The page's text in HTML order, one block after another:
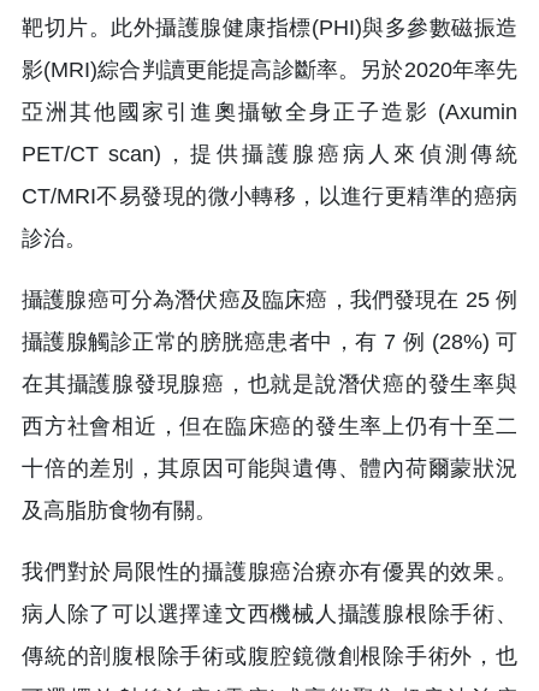
靶切片。此外攝護腺健康指標(PHI)與多參數磁振造
影(MRI)綜合判讀更能提高診斷率。另於2020年率先
亞洲其他國家引進奧攝敏全身正子造影 (Axumin
PET/CT scan)，提供攝護腺癌病人來偵測傳統
CT/MRI不易發現的微小轉移，以進行更精準的癌病
診治。
攝護腺癌可分為潛伏癌及臨床癌，我們發現在 25 例
攝護腺觸診正常的膀胱癌患者中，有 7 例 (28%) 可
在其攝護腺發現腺癌，也就是說潛伏癌的發生率與
西方社會相近，但在臨床癌的發生率上仍有十至二
十倍的差別，其原因可能與遺傳、體內荷爾蒙狀況
及高脂肪食物有關。
我們對於局限性的攝護腺癌治療亦有優異的效果。
病人除了可以選擇達文西機械人攝護腺根除手術、
傳統的剖腹根除手術或腹腔鏡微創根除手術外，也